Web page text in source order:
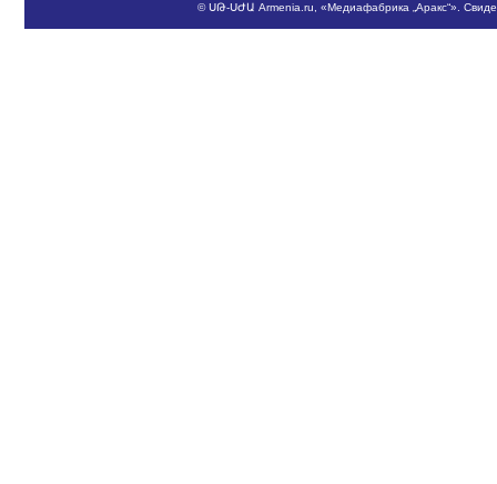
©ՍԹ-ՍԺԱ Armenia.ru , «Медиафабрика „Аракс“».